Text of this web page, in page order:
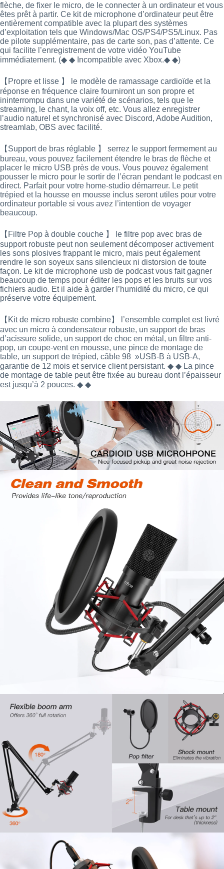
flèche, de fixer le micro, de le connecter à un ordinateur et vous
êtes prêt à partir. Ce kit de microphone d’ordinateur peut être
entièrement compatible avec la plupart des systèmes
d’exploitation tels que Windows/Mac OS/PS4/PS5/Linux. Pas
de pilote supplémentaire, pas de carte son, pas d’attente. Ce
qui facilite l’enregistrement de votre vidéo YouTube
immédiatement. (◆ ◆ Incompatible avec Xbox.◆ ◆)
【Propre et lisse 】 le modèle de ramassage cardioïde et la
réponse en fréquence claire fourniront un son propre et
ininterrompu dans une variété de scénarios, tels que le
streaming, le chant, la voix off, etc. Vous allez enregistrer
l’audio naturel et synchronisé avec Discord, Adobe Audition,
streamlab, OBS avec facilité.
【Support de bras réglable 】 serrez le support fermement au
bureau, vous pouvez facilement étendre le bras de flèche et
placer le micro USB près de vous. Vous pouvez également
pousser le micro pour le sortir de l’écran pendant le podcast en
direct. Parfait pour votre home-studio démarreur. Le petit
trépied et la housse en mousse inclus seront utiles pour votre
ordinateur portable si vous avez l’intention de voyager
beaucoup.
【Filtre Pop à double couche 】 le filtre pop avec bras de
support robuste peut non seulement décomposer activement
les sons plosives frappant le micro, mais peut également
rendre le son soyeux sans silencieux ni distorsion de toute
façon. Le kit de microphone usb de podcast vous fait gagner
beaucoup de temps pour éditer les pops et les bruits sur vos
fichiers audio. Et il aide à garder l’humidité du micro, ce qui
préserve votre équipement.
【Kit de micro robuste combine】 l’ensemble complet est livré
avec un micro à condensateur robuste, un support de bras
d’acissure solide, un support de choc en métal, un filtre anti-
pop, un coupe-vent en mousse, une pince de montage de
table, un support de trépied, câble 98 »USB-B à USB-A,
garantie de 12 mois et service client persistant. ◆ ◆ La pince
de montage de table peut être fixée au bureau dont l’épaisseur
est jusqu’à 2 pouces. ◆ ◆